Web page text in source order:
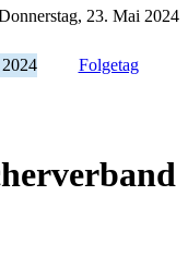
23. Mai 2024
Folgetag